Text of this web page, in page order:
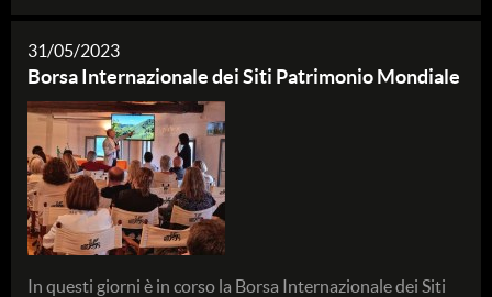
31/05/2023
Borsa Internazionale dei Siti Patrimonio Mondiale
In questi giorni è in corso la Borsa Internazionale dei Siti